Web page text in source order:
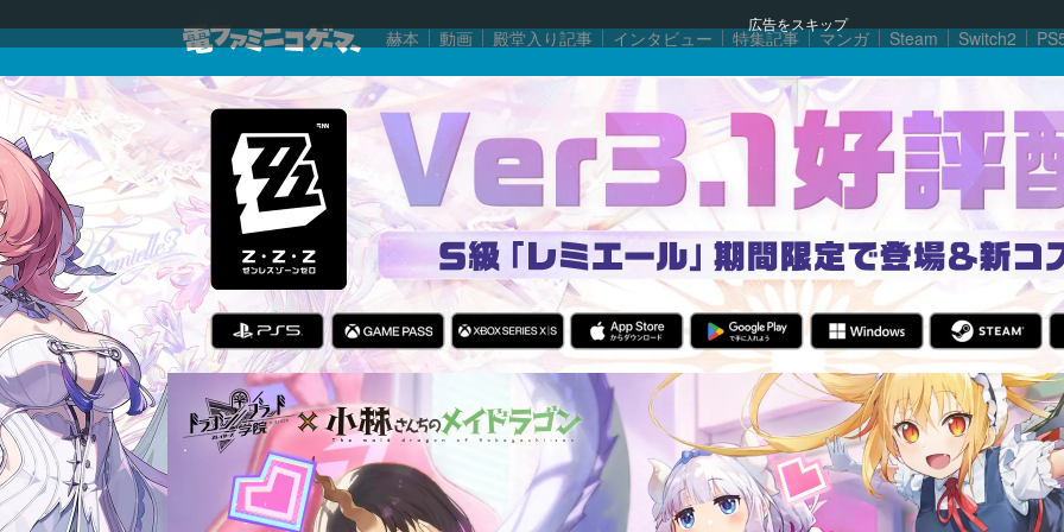
広告をスキップ
赫本 動画 殿堂入り記事 インタビュー 特集記事 マンガ Steam Switch2